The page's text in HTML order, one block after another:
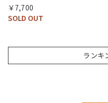
￥7,700
SOLD OUT
ランキ